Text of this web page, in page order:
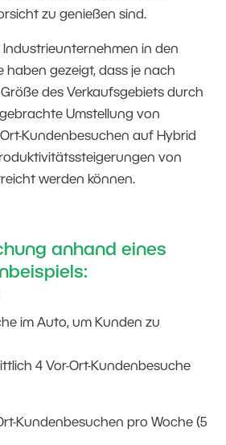
zu genießen sind.
Industrieunternehmen in den
haben gezeigt, dass je nach
des Verkaufsgebiets durch
Umstellung von
Kundenbesuchen auf Hybrid
von
werden können.
anhand eines
im Auto, um Kunden zu
4 Vor-Ort-Kundenbesuche
Kundenbesuchen pro Woche (5